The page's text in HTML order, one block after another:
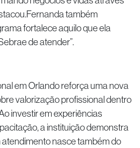
também
fortalece aquilo que ela
de atender”.
em Orlando reforça uma nova
valorização profissional dentro
investir em experiências
a instituição demonstra
atendimento nasce também do